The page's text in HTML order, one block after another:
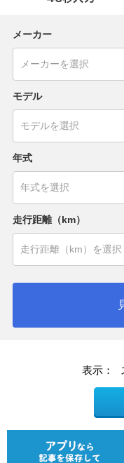
メーカー
モデル
年式
走行距離（km）
表示：